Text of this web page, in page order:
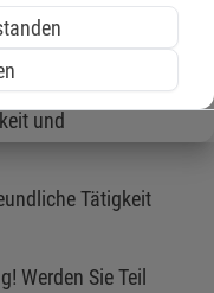
ab sofort
Jugendliche auf
und
Tätigkeit
Werden Sie Teil